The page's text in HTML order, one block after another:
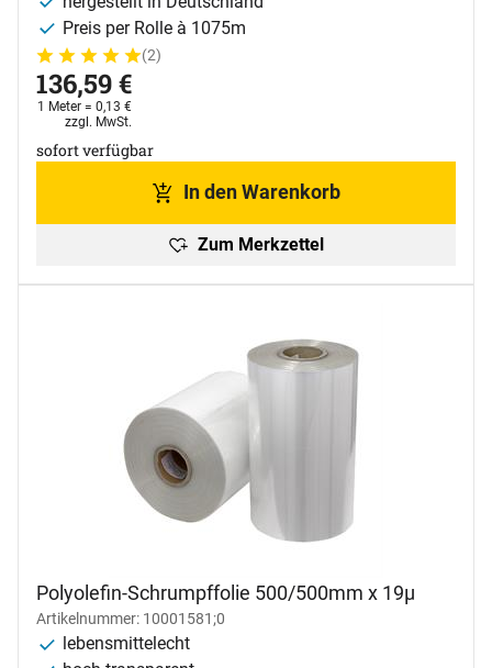
Preis per Rolle à 1075m
Bewertung: 5 von 5 (2 Bewertungen)
2 Bewertungen
(2)
136,59€
1 Meter = 0,13 €
Steuerhinweis:
zzgl. MwSt.
sofort verfügbar
In den Warenkorb
Zum Merkzettel
Polyolefin-Schrumpffolie 500/500mm x 19µ
Artikelnummer: 10001581;0
lebensmittelecht